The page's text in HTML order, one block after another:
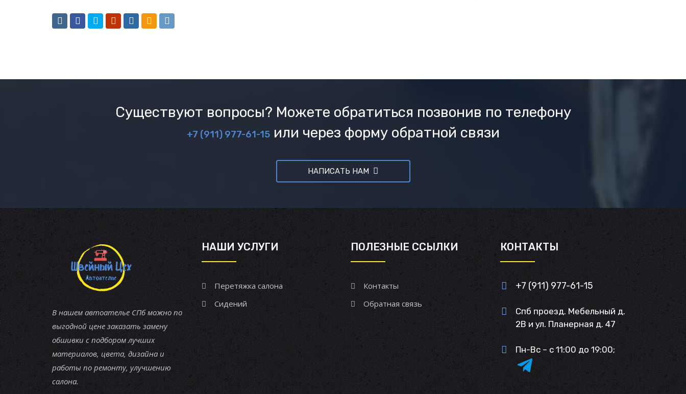
Существуют вопросы? Можете обратиться позвонив по телефону
+7 (911) 977-61-15или через форму обратной связи
НАПИСАТЬ НАМ
В нашем автоателье СПб можно по
выгодной цене заказать замену
обшивки с подбором лучших
материалов, цвета, дизайна и
работы по ремонту, улучшению
салона.
НАШИ УСЛУГИ
Перетяжка салона
Сидений
ПОЛЕЗНЫЕ ССЫЛКИ
Контакты
Обратная связь
КОНТАКТЫ
+7 (911) 977-61-15
Спб проезд. Мебельный д.
2В и ул. Планерная д. 47
Пн-Вс – с 11:00 до 19:00;